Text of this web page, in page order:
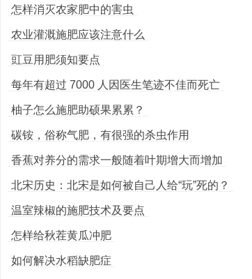
怎样消灭农家肥中的害虫
农业灌溉施肥应该注意什么
豇豆用肥须知要点
每年有超过 7000 人因医生笔迹不佳而死亡
柚子怎么施肥助硕果累累？
碳铵，俗称气肥，有很强的杀虫作用
香蕉对养分的需求一般随着叶期增大而增加
北宋历史：北宋是如何被自己人给“玩”死的？
温室辣椒的施肥技术及要点
怎样给秋茬黄瓜冲肥
如何解决水稻缺肥症